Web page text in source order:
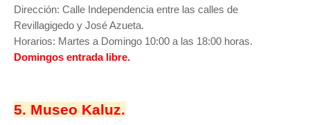
Dirección: Calle Independencia entre las calles de
Revillagigedo y José Azueta.
Horarios: Martes a Domingo 10:00 a las 18:00 horas.
Domingos entrada libre.
5. Museo Kaluz.